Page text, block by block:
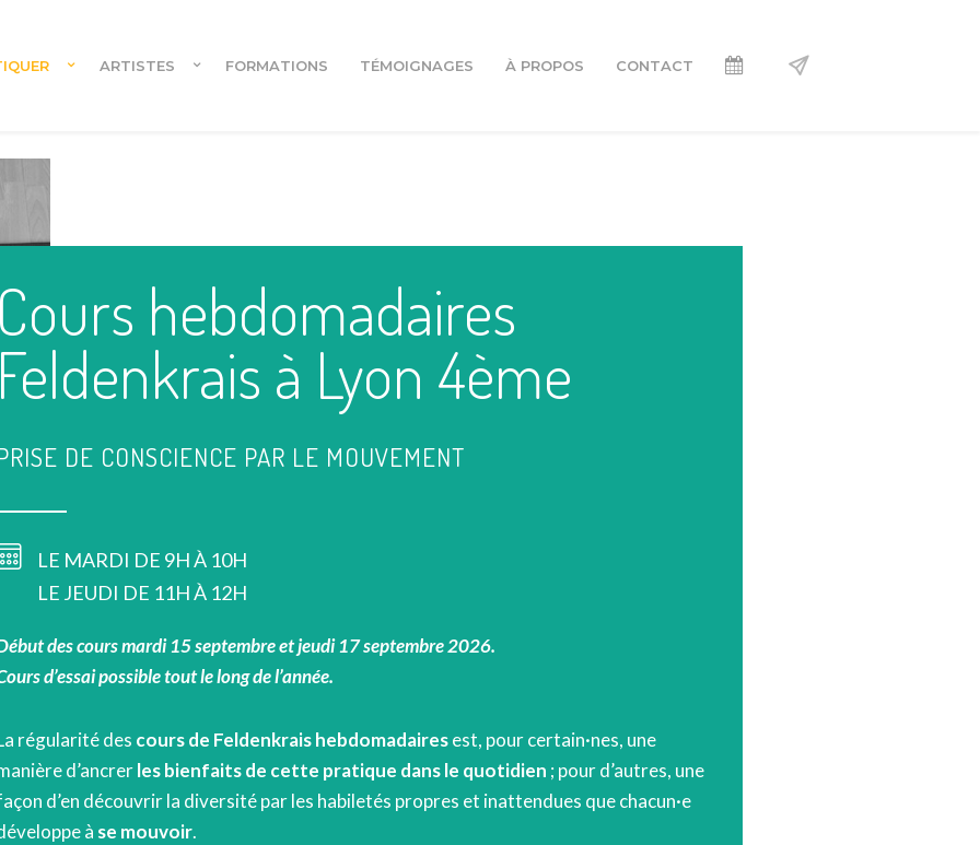
en ligne pour danseur.euses
ARTISTES FORMATIONS TÉMOIGNAGES À PROPOS CONTACT
hebdomadaires
à Lyon 4ème
DE CONSCIENCE PAR LE MOUVEMENT
LE MARDI DE 9H À 10H
LE JEUDI DE 11H À 12H
des cours mardi 15 septembre et jeudi 17 septembre 2026.
d’essai possible tout le long de l’année.
régularité des cours de Feldenkrais hebdomadairesest, pour certain·nes, une
d’ancrerles bienfaits de cette pratique dans le quotidien ; pour d’autres, une
d’en découvrir la diversité par les habiletés propres et inattendues que chacun·e
à se mouvoir.